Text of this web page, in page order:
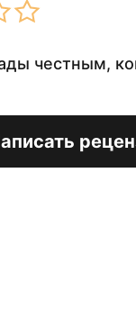
честным,